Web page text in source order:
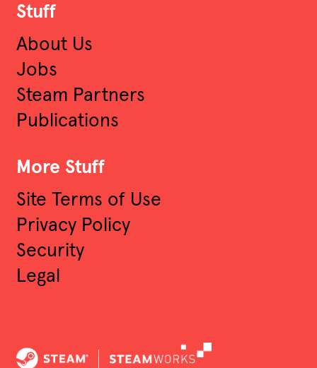
Stuff
About Us
Jobs
Steam Partners
Publications
More Stuff
Site Terms of Use
Privacy Policy
Security
Legal